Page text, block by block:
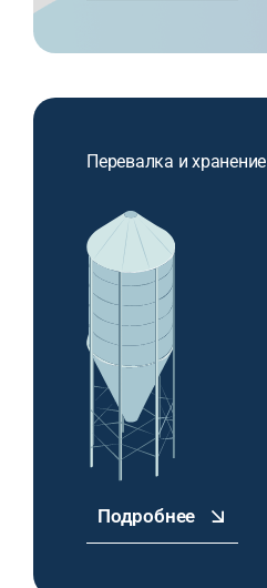
Перевалка и хранение
Подробнее